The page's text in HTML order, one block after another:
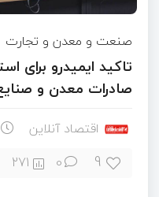
صنعت و معدن و تجارت
تاکید ایمیدرو برای
صادرات معدن و
اقتصاد آنلاین
9
0
271